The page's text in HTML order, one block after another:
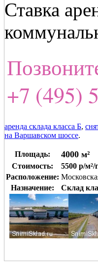
Ставка
+7 (495)
аренда склада класса Б,
на Варшавском шоссе.
Площадь: 4000 м²
Стоимость:
5500 р/м²/
Расположение:
Назначение:
Склад